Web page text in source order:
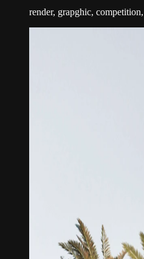
render, grapghic,